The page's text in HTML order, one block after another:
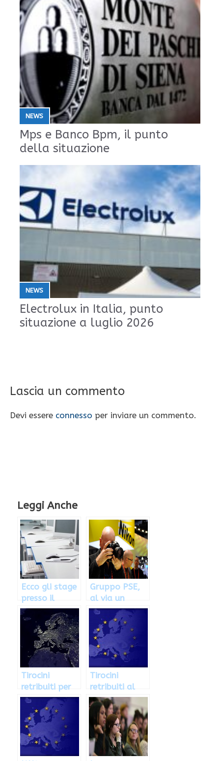
NEWS
Mps e Banco Bpm, il punto
della situazione
NEWS
Electrolux in Italia, punto
situazione a luglio 2026
Lascia un commento
Devi essere connesso per inviare un commento.
Leggi Anche
Ecco gli stage
presso il
Comitato
delle Regioni
Gruppo PSE,
al via un
nuovo
concorso per
fotografi:
come
partecipare
Tirocini
retribuiti per
traduttori al
Parlamento
Europeo
Tirocini
retribuiti al
Parlamento
Europeo